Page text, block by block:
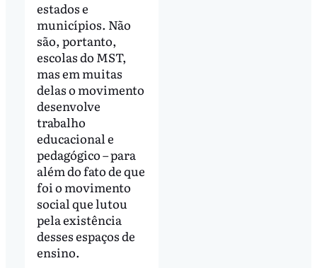
estados e
municípios. Não
são, portanto,
escolas do MST,
mas em muitas
delas o movimento
desenvolve
trabalho
educacional e
pedagógico – para
além do fato de que
foi o movimento
social que lutou
pela existência
desses espaços de
ensino.